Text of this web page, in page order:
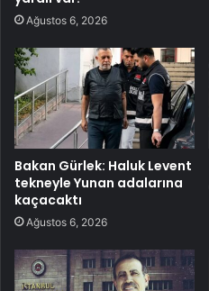
Ağustos 6, 2026
Bakan Gürlek: Haluk Levent
tekneyle Yunan adalarına
kaçacaktı
Ağustos 6, 2026